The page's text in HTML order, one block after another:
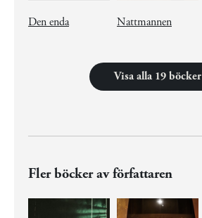
Den enda Nattmannen
Visa alla 19 böcker
Fler böcker av författaren